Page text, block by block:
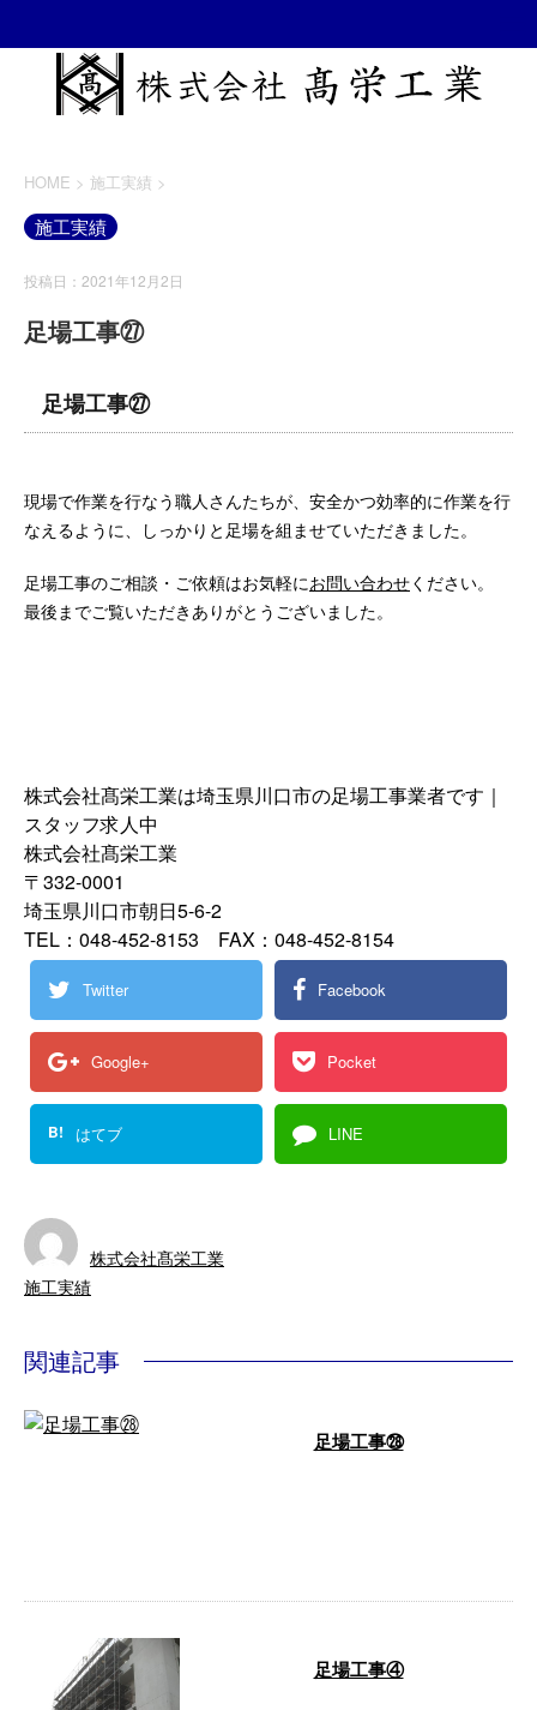
HOME > 施工実績 >
施工実績
投稿日：2021年12月2日
足場工事㉗
足場工事㉗
現場で作業を行なう職人さんたちが、安全かつ効率的に作業を行
なえるように、しっかりと足場を組ませていただきました。
足場工事のご相談・ご依頼はお気軽にお問い合わせください。
最後までご覧いただきありがとうございました。
株式会社髙栄工業は埼玉県川口市の足場工事業者です｜
スタッフ求人中
株式会社髙栄工業
〒332-0001
埼玉県川口市朝日5-6-2
TEL：048-452-8153 FAX：048-452-8154
Twitter Facebook
Google+ Pocket
B! はてブ LINE
株式会社髙栄工業
施工実績
関連記事
足場工事㉘
足場工事④